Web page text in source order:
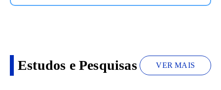
Estudos e Pesquisas VER MAIS